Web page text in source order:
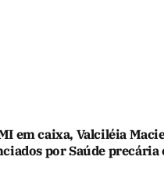
em caixa, Valciléia
por Saúde